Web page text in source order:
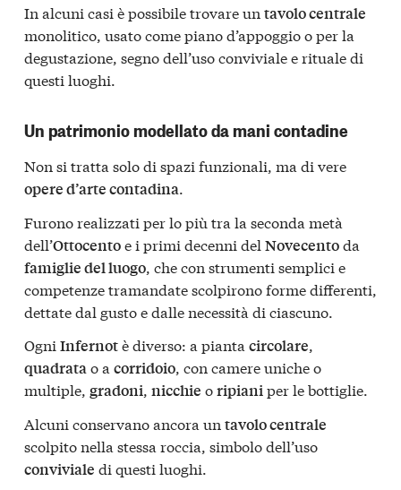
In alcuni casi è possibile trovare un tavolo centrale
monolitico, usato come piano d’appoggio o per la
degustazione, segno dell’uso conviviale e rituale di
questi luoghi.
Un patrimonio modellato da mani contadine
Non si tratta solo di spazi funzionali, ma di vere
opere d’arte contadina.
Furono realizzati per lo più tra la seconda metà
dell’Ottocentoe i primi decenni del Novecentoda
famiglie del luogo , che con strumenti semplici e
competenze tramandate scolpirono forme differenti,
dettate dal gusto e dalle necessità di ciascuno.
Ogni Infernotè diverso: a pianta circolare,
quadratao a corridoio, con camere uniche o
multiple, gradoni, nicchie oripianiper le bottiglie.
Alcuni conservano ancora un tavolo centrale
scolpito nella stessa roccia, simbolo dell’uso
conviviale di questi luoghi.